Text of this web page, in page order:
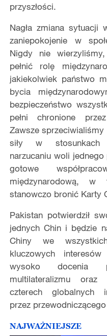
przyszłości.
Nagła zmiana sytuacji
zaniepokojenie w
Nigdy nie
pełnić rolę
jakiekolwiek państwo
bycia
bezpieczeństwo
pełni chronione
Zawsze
siły w stosunkach
narzucaniu woli
gotowe
międzynarodową,
stanowczo bronić Karty
Pakistan potwierdził
jednych Chin i będzie
Chiny we
kluczowych
wysoko docenia
multilateralizmu
czterech globalnych
przez
NAJWAŻNIEJSZE